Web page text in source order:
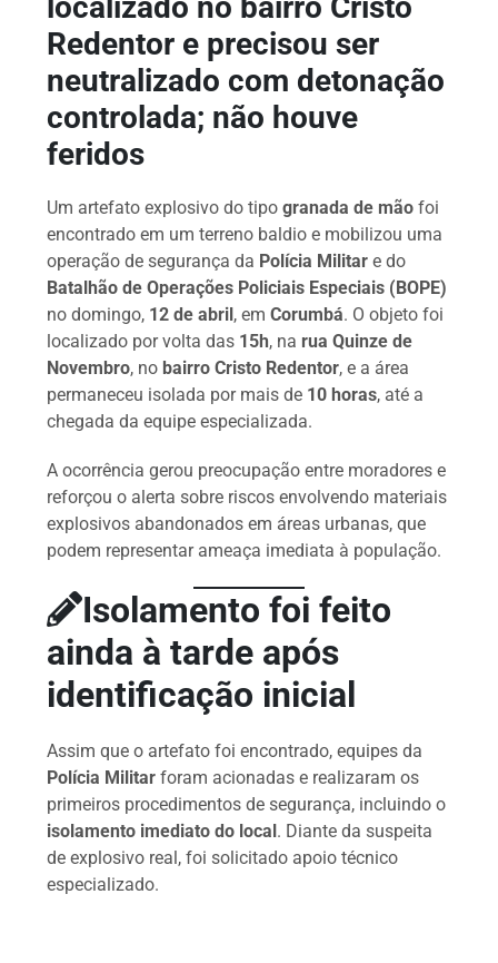
s
A
p
p
e
b
o
o
k
s
e
n
g
y
Li
n
k
Redentor e precisou ser
neutralizado com detonação
controlada; não houve
feridos
Um artefato explosivo do tipogranada de mão foi
encontrado em um terreno baldio e mobilizou uma
operação de segurança da Polícia Militar e do
Batalhão de Operações Policiais Especiais (BOPE)
no domingo, 12 de abril, emCorumbá. O objeto foi
localizado por volta das 15h, na rua Quinze de
Novembro, no bairro Cristo Redentor, e a área
permaneceu isolada por mais de 10 horas, até a
chegada da equipe especializada.
A ocorrência gerou preocupação entre moradores e
reforçou o alerta sobre riscos envolvendo materiais
explosivos abandonados em áreas urbanas, que
podem representar ameaça imediata à população.
Isolamento foi feito
ainda à tarde após
identificação inicial
Assim que o artefato foi encontrado, equipes da
Polícia Militar foram acionadas e realizaram os
primeiros procedimentos de segurança, incluindo o
isolamento imediato do local. Diante da suspeita
de explosivo real, foi solicitado apoio técnico
especializado.